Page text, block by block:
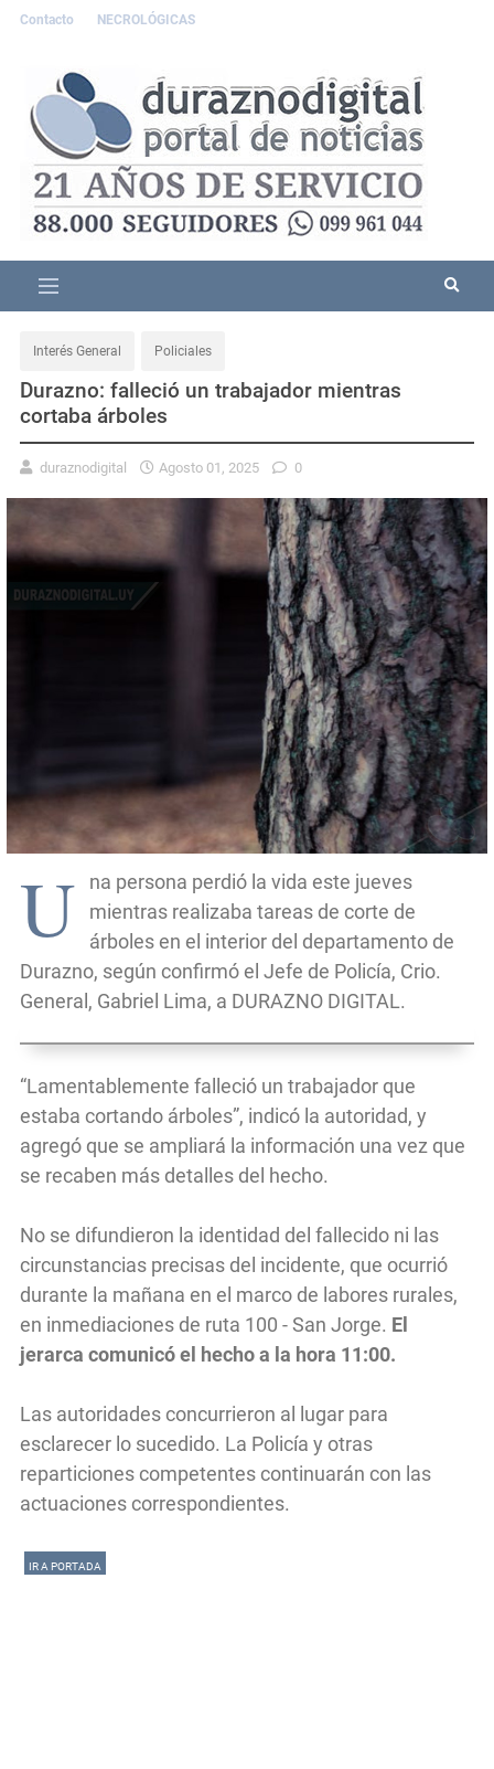
Contacto NECROLÓGICAS
Interés General Policiales
Durazno: falleció un trabajador mientras
cortaba árboles
duraznodigital Agosto 01, 2025 0
U
na persona perdió la vida este jueves
mientras realizaba tareas de corte de
árboles en el interior del departamento de
Durazno, según confirmó el Jefe de Policía, Crio.
General, Gabriel Lima, a DURAZNO DIGITAL.
“Lamentablemente falleció un trabajador que
estaba cortando árboles”, indicó la autoridad, y
agregó que se ampliará la información una vez que
se recaben más detalles del hecho.
No se difundieron la identidad del fallecido ni las
circunstancias precisas del incidente, que ocurrió
durante la mañana en el marco de labores rurales,
en inmediaciones de ruta 100 - San Jorge. El
jerarca comunicó el hecho a la hora 11:00.
Las autoridades concurrieron al lugar para
esclarecer lo sucedido. La Policía y otras
reparticiones competentes continuarán con las
actuaciones correspondientes.
IR A PORTADA